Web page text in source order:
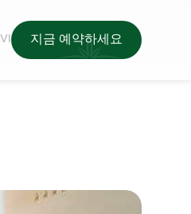
VI 지금 예약하세요